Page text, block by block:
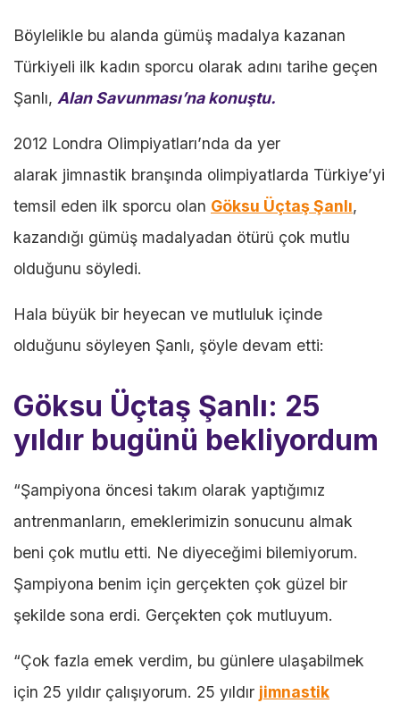
Böylelikle bu alanda gümüş madalya kazanan
Türkiyeli ilk kadın sporcu olarak adını tarihe geçen
Şanlı, Alan Savunması’na konuştu.
2012 Londra Olimpiyatları’nda da yer
alarak jimnastik branşında olimpiyatlarda Türkiye’yi
temsil eden ilk sporcu olan Göksu Üçtaş Şanlı,
kazandığı gümüş madalyadan ötürü çok mutlu
olduğunu söyledi.
Hala büyük bir heyecan ve mutluluk içinde
olduğunu söyleyen Şanlı, şöyle devam etti:
Göksu Üçtaş Şanlı: 25
yıldır bugünü bekliyordum
“Şampiyona öncesi takım olarak yaptığımız
antrenmanların, emeklerimizin sonucunu almak
beni çok mutlu etti. Ne diyeceğimi bilemiyorum.
Şampiyona benim için gerçekten çok güzel bir
şekilde sona erdi. Gerçekten çok mutluyum.
“Çok fazla emek verdim, bu günlere ulaşabilmek
için 25 yıldır çalışıyorum. 25 yıldır jimnastik